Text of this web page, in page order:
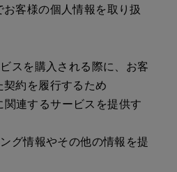
客様の個人情報を取り扱
スを購入される際に、お客
約を履行するため
連するサービスを提供す
グ情報やその他の情報を提